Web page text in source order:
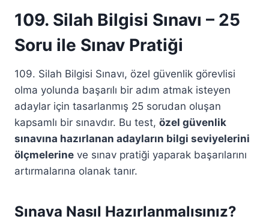
109. Silah Bilgisi Sınavı – 25
Soru ile Sınav Pratiği
109. Silah Bilgisi Sınavı, özel güvenlik görevlisi
olma yolunda başarılı bir adım atmak isteyen
adaylar için tasarlanmış 25 sorudan oluşan
kapsamlı bir sınavdır. Bu test, özel güvenlik
sınavına hazırlanan adayların bilgi seviyelerini
ölçmelerine ve sınav pratiği yaparak başarılarını
artırmalarına olanak tanır.
Sınava Nasıl Hazırlanmalısınız?